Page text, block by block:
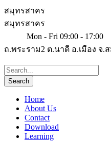
สมุทรสาคร
สมุทรสาคร
Mon - Fri 09:00 - 17:00
ถ.พระราม2 ต.นาดี อ.เมือง จ.
Home
About Us
Contact
Download
Learning